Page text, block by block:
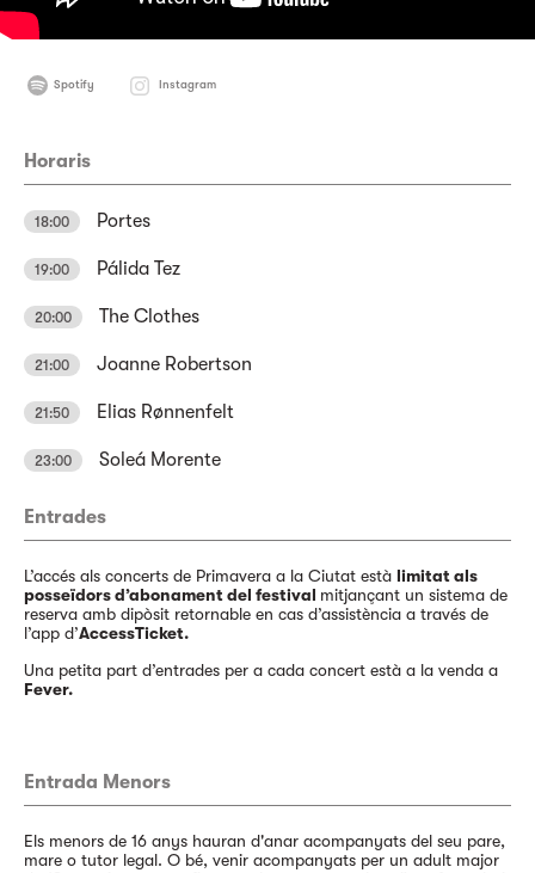
Spotify Instagram
Horaris
18:00 Portes
19:00 Pálida Tez
20:00 The Clothes
21:00 Joanne Robertson
21:50 Elias Rønnenfelt
23:00 Soleá Morente
Entrades
L’accés als concerts de Primavera a la Ciutat està limitat als
posseïdors d’abonament del festival mitjançant un sistema de
reserva amb dipòsit retornable en cas d’assistència a través de
l’app d’AccessTicket.
Una petita part d’entrades per a cada concert està a la venda a
Fever.
Entrada Menors
Els menors de 16 anys hauran d'anar acompanyats del seu pare,
mare o tutor legal. O bé, venir acompanyats per un adult major